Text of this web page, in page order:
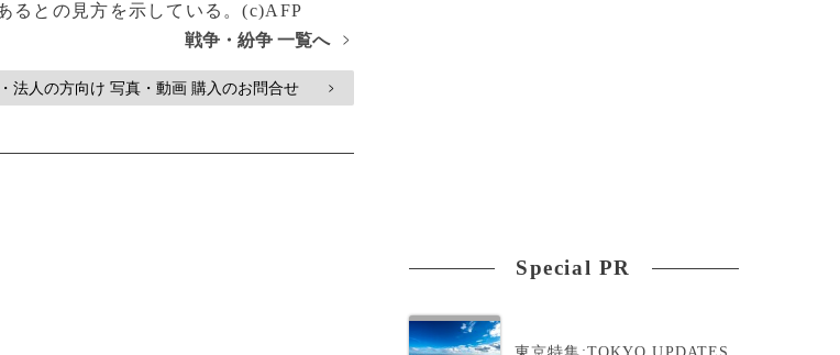
るとの見方を示している。(c)AFP
戦争・紛争 一覧へ
>
法人の方向け 写真・動画 購入のお問合せ >
Special PR
東京特集:TOKYO UPDATES